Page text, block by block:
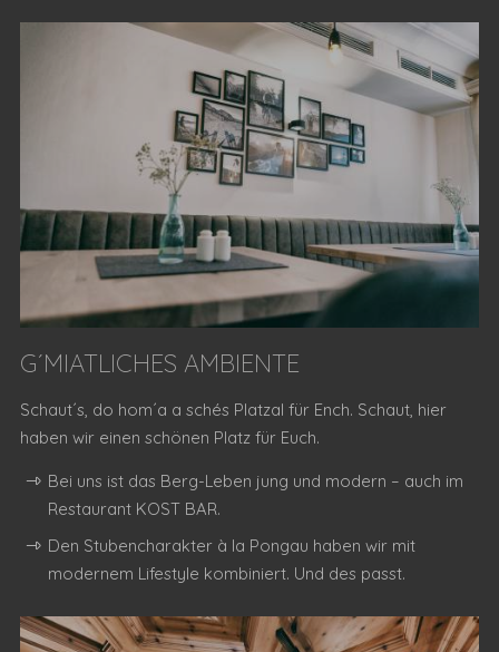
G´MIATLICHES AMBIENTE
Schaut´s, do hom´a a schés Platzal für Ench. Schaut, hier
haben wir einen schönen Platz für Euch.
Bei uns ist das Berg-Leben jung und modern – auch im
Restaurant KOST BAR.
Den Stubencharakter à la Pongau haben wir mit
modernem Lifestyle kombiniert. Und des passt.